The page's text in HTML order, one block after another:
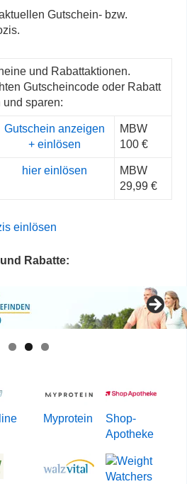
Gutschein- bzw.
und Rabattaktionen.
Gutscheincode oder Rabatt
sparen:
Gutschein anzeigen
+ einlösen
MBW
100 €
hier einlösen
MBW
29,99 €
einlösen
Rabatte:
Myprotein
Shop-
Apotheke